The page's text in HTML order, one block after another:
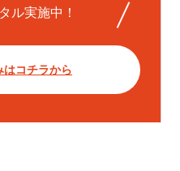
ル実施中！
はコチラから